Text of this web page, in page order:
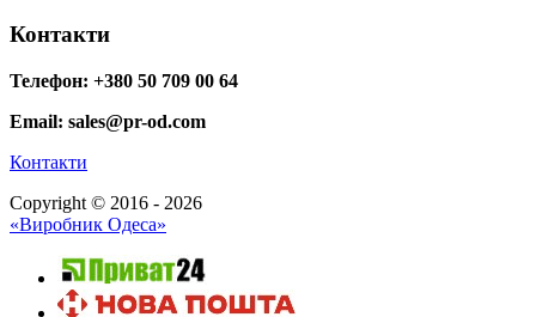
Контакти
Телефон: +380 50 709 00 64
Email: sales@pr-od.com
Контакти
Copyright © 2016 - 2026
«Виробник Одеса»